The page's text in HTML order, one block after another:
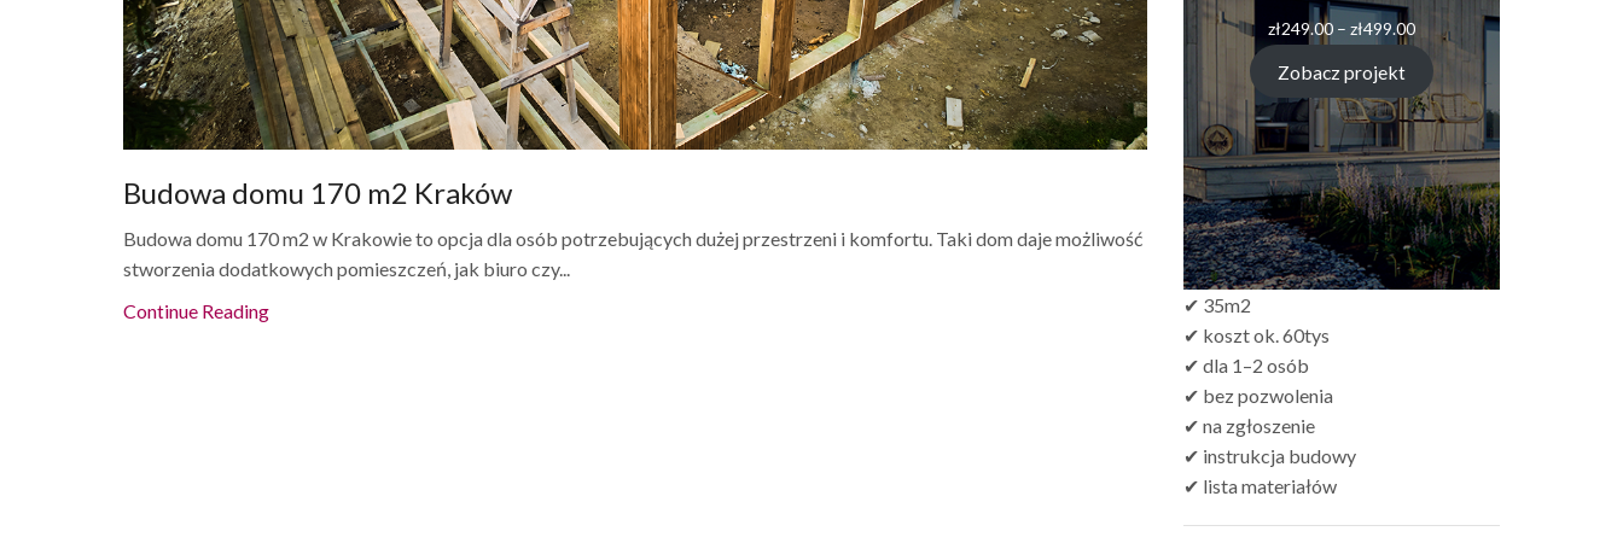
Budowa domu 170 m2 Kraków
Budowa domu 170 m2 w Krakowie to opcja dla osób potrzebujących dużej przestrzeni i komfortu. Taki dom daje możliwość
stworzenia dodatkowych pomieszczeń, jak biuro czy...
Continue Reading
zł249.00 – zł499.00Zakres
cen:
od
zł249.00
do
zł499.00
Zobacz projekt
✔ 35m2
✔ koszt ok. 60tys
✔ dla 1–2 osób
✔ bez pozwolenia
✔ na zgłoszenie
✔ instrukcja budowy
✔ lista materiałów